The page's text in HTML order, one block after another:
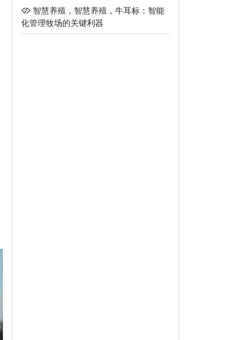
智慧养殖，智慧养殖，牛耳标：智能
化管理牧场的关键利器